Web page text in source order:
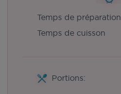
Temps de préparation
Temps de cuisson
Portions: